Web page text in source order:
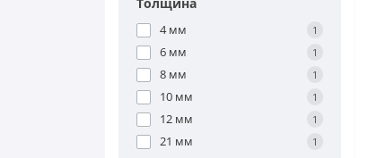
4 мм 1
6 мм 1
8 мм 1
10 мм 1
12 мм 1
21 мм 1